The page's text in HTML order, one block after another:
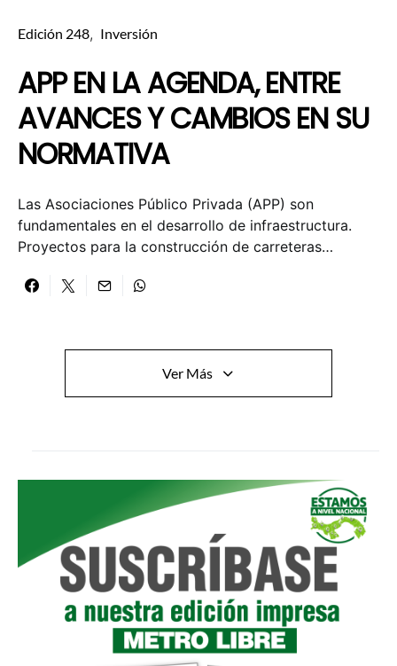
Edición 248 Inversión
APP EN LA AGENDA, ENTRE
AVANCES Y CAMBIOS EN SU
NORMATIVA
Las Asociaciones Público Privada (APP) son
fundamentales en el desarrollo de infraestructura.
Proyectos para la construcción de carreteras…
Ver Más